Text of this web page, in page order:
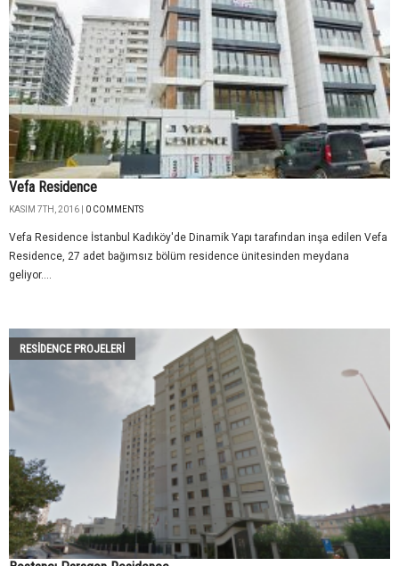
Vefa Residence
KASIM 7TH, 2016 | 0 COMMENTS
Vefa Residence İstanbul Kadıköy'de Dinamik Yapı tarafından inşa edilen Vefa
Residence, 27 adet bağımsız bölüm residence ünitesinden meydana
geliyor....
RESIDENCE PROJELERI